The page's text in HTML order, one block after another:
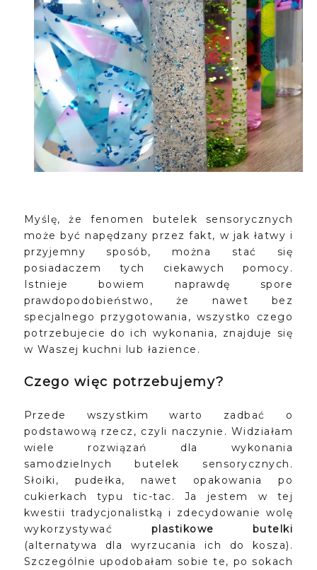
Myślę, że fenomen butelek sensorycznych
może być napędzany przez fakt, w jak łatwy i
przyjemny sposób, można stać się
posiadaczem tych ciekawych pomocy.
Istnieje bowiem naprawdę spore
prawdopodobieństwo, że nawet bez
specjalnego przygotowania, wszystko czego
potrzebujecie do ich wykonania, znajduje się
w Waszej kuchni lub łazience.
Czego więc potrzebujemy?
Przede wszystkim warto zadbać o
podstawową rzecz, czyli naczynie. Widziałam
wiele rozwiązań dla wykonania
samodzielnych butelek sensorycznych.
Słoiki, pudełka, nawet opakowania po
cukierkach typu tic-tac. Ja jestem w tej
kwestii tradycjonalistką i zdecydowanie wolę
wykorzystywać plastikowe butelki
(alternatywa dla wyrzucania ich do kosza).
Szczególnie upodobałam sobie te, po sokach